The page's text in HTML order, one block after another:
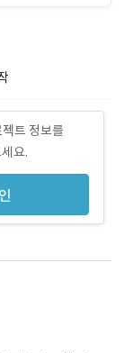
트 정보를
요.